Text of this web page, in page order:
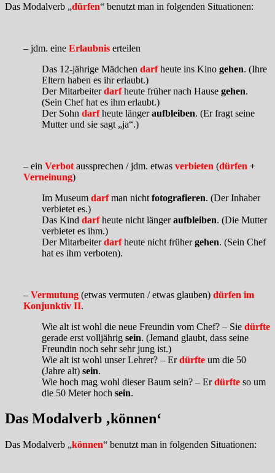
Das Modalverb „dürfen“ benutzt man in folgenden Situationen:
– jdm. eine Erlaubnis erteilen
Das 12-jährige Mädchen darf heute ins Kino gehen. (Ihre
Eltern haben es ihr erlaubt.)
Der Mitarbeiterdarf heute früher nach Hause gehen.
(Sein Chef hat es ihm erlaubt.)
Der Sohn darf heute längeraufbleiben. (Er fragt seine
Mutter und sie sagt „ja“.)
– ein Verbot aussprechen / jdm. etwas verbieten (dürfen +
Verneinung)
Im Museum darf man nicht fotografieren. (Der Inhaber
verbietet es.)
Das Kind darf heute nicht längeraufbleiben. (Die Mutter
verbietet es ihm.)
Der Mitarbeiterdarf heute nicht frühergehen. (Sein Chef
hat es ihm verboten).
– Vermutung (etwas vermuten / etwas glauben) dürfen im
Konjunktiv II.
Wie alt ist wohl die neue Freundin vom Chef? – Sie dürfte
gerade erst volljährig sein. (Jemand glaubt, dass seine
Freundin noch sehr sehr jung ist.)
Wie alt ist wohl unser Lehrer? – Erdürfte um die 50
(Jahre alt) sein.
Wie hoch mag wohl dieser Baum sein? – Erdürfte so um
die 50 Meter hoch sein.
Das Modalverb ‚können‘
Das Modalverb „können“ benutzt man in folgenden Situationen: